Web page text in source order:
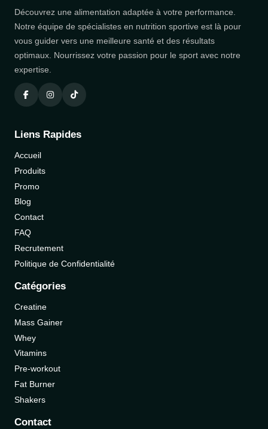
Découvrez une alimentation adaptée à votre performance.
Notre équipe de spécialistes en nutrition sportive est là pour
vous guider vers une meilleure santé et des résultats
optimaux. Nourrissez votre passion pour le sport avec notre
expertise.
Liens Rapides
Accueil
Produits
Promo
Blog
Contact
FAQ
Recrutement
Politique de Confidentialité
Catégories
Creatine
Mass Gainer
Whey
Vitamins
Pre-workout
Fat Burner
Shakers
Contact